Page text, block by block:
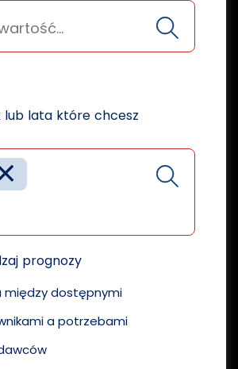
lub lata które chcesz
prognozy
między dostępnymi
a potrzebami